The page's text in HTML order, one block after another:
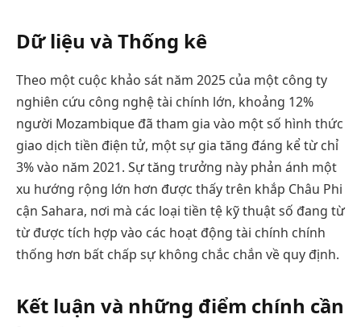
Dữ liệu và Thống kê
Theo một cuộc khảo sát năm 2025 của một công ty
nghiên cứu công nghệ tài chính lớn, khoảng 12%
người Mozambique đã tham gia vào một số hình thức
giao dịch tiền điện tử, một sự gia tăng đáng kể từ chỉ
3% vào năm 2021. Sự tăng trưởng này phản ánh một
xu hướng rộng lớn hơn được thấy trên khắp Châu Phi
cận Sahara, nơi mà các loại tiền tệ kỹ thuật số đang từ
từ được tích hợp vào các hoạt động tài chính chính
thống hơn bất chấp sự không chắc chắn về quy định.
Kết luận và những điểm chính cần